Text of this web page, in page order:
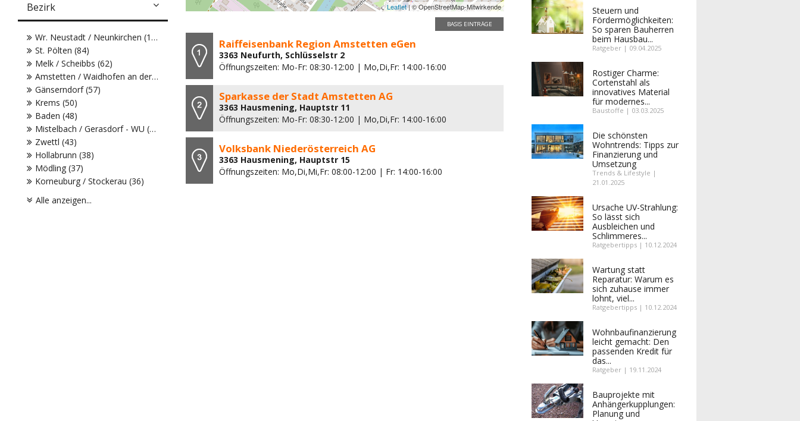
Leaflet| © OpenStreetMap-Mitwirkende
BASIS EINTRÄGE
Raiffeisenbank Region Amstetten eGen
3363 Neufurth, Schlüsselstr 2
Öffnungszeiten: Mo-Fr: 08:30-12:00 | Mo,Di,Fr: 14:00-16:00
Sparkasse der Stadt Amstetten AG
3363 Hausmening, Hauptstr 11
Öffnungszeiten: Mo-Fr: 08:30-12:00 | Mo,Di,Fr: 14:00-16:00
Volksbank Niederösterreich AG
3363 Hausmening, Hauptstr 15
Öffnungszeiten: Mo,Di,Mi,Fr: 08:00-12:00 | Fr: 14:00-16:00
Bezirk
Wr. Neustadt / Neunkirchen (104)
St. Pölten (84)
Melk / Scheibbs (62)
Amstetten / Waidhofen an der Ybbs (61)
Gänserndorf (57)
Krems (50)
Baden (48)
Mistelbach / Gerasdorf - WU (43)
Zwettl (43)
Hollabrunn (38)
Mödling (37)
Korneuburg / Stockerau (36)
Alle anzeigen...
Steuern und
Fördermöglichkeiten:
So sparen Bauherren
beim Hausbau...
Ratgeber | 09.04.2025
Rostiger Charme:
Cortenstahl als
innovatives Material
für modernes...
Baustoffe | 03.03.2025
Die schönsten
Wohntrends: Tipps zur
Finanzierung und
Umsetzung
Trends & Lifestyle |
21.01.2025
Ursache UV-Strahlung:
So lässt sich
Ausbleichen und
Schlimmeres...
Ratgebertipps | 10.12.2024
Wartung statt
Reparatur: Warum es
sich zuhause immer
lohnt, viel...
Ratgebertipps | 10.12.2024
Wohnbaufinanzierung
leicht gemacht: Den
passenden Kredit für
das...
Ratgeber | 19.11.2024
Bauprojekte mit
Anhängerkupplungen:
Planung und